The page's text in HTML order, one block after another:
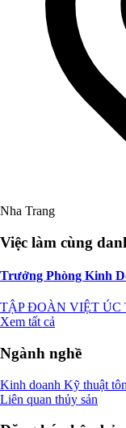
Nha Trang
Việc làm cùng
Trưởng Phòng Kinh
TẬP ĐOÀN VIỆT ÚC
Xem tất cả
Ngành nghề
Kinh doanh Kỹ thuật
Liên quan thủy sản